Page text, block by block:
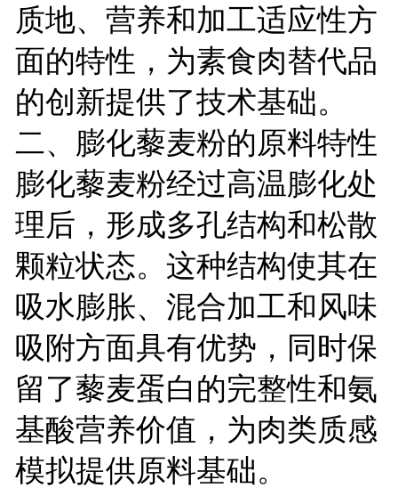
质地、营养和加工适应性方
面的特性，为素食肉替代品
的创新提供了技术基础。
二、膨化藜麦粉的原料特性
膨化藜麦粉经过高温膨化处
理后，形成多孔结构和松散
颗粒状态。这种结构使其在
吸水膨胀、混合加工和风味
吸附方面具有优势，同时保
留了藜麦蛋白的完整性和氨
基酸营养价值，为肉类质感
模拟提供原料基础。